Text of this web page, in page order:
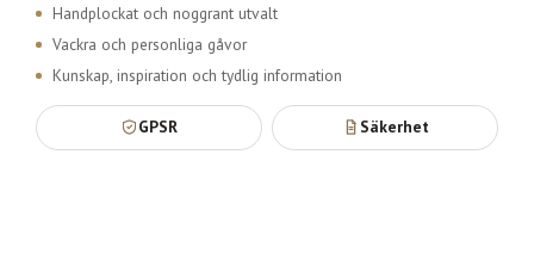
Handplockat och noggrant utvalt
Vackra och personliga gåvor
Kunskap, inspiration och tydlig information
GPSR Säkerhet